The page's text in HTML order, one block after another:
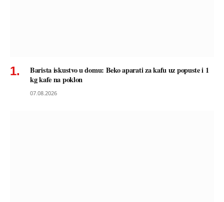
Barista iskustvo u domu: Beko aparati za kafu uz popuste i 1
kg kafe na poklon
07.08.2026